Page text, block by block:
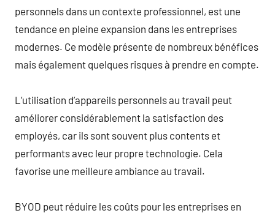
personnels dans un contexte professionnel, est une
tendance en pleine expansion dans les entreprises
modernes. Ce modèle présente de nombreux bénéfices
mais également quelques risques à prendre en compte.
L’utilisation d’appareils personnels au travail peut
améliorer considérablement la satisfaction des
employés, car ils sont souvent plus contents et
performants avec leur propre technologie. Cela
favorise une meilleure ambiance au travail.
BYOD peut réduire les coûts pour les entreprises en